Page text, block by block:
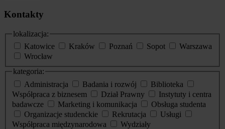
Kontakty
lokalizacja:
Katowice
Kraków Poznań Sopot
Warszawa
Wrocław
kategoria:
Administracja
Badania i rozwój
Biblioteka
Współpraca z biznesem
Dział Prawny
Instytuty i centra
badawcze
Marketing i komunikacja
Obsługa studenta
Organizacje studenckie
Rekrutacja
Usługi
Współpraca międzynarodowa
Wydziały